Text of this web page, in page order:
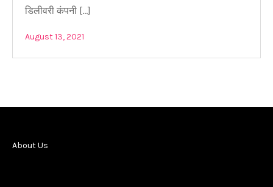
डिलीवरी कंपनी […]
August 13, 2021
About Us